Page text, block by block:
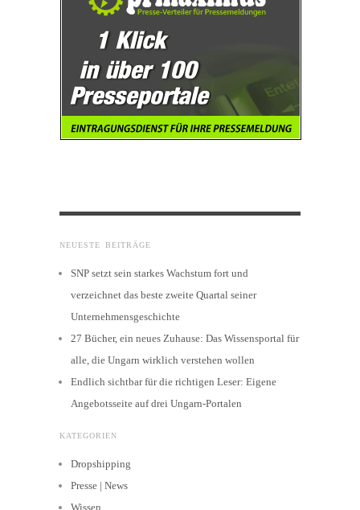
NEUESTE BEITRÄGE
SNP setzt sein starkes Wachstum fort und
verzeichnet das beste zweite Quartal seiner
Unternehmensgeschichte
27 Bücher, ein neues Zuhause: Das Wissensportal für
alle, die Ungarn wirklich verstehen wollen
Endlich sichtbar für die richtigen Leser: Eigene
Angebotsseite auf drei Ungarn-Portalen
KATEGORIEN
Dropshipping
Presse | News
Wissen